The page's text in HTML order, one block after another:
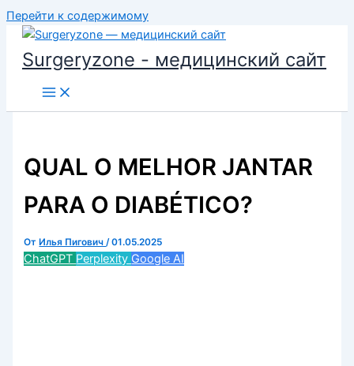
Перейти к содержимому
Surgeryzone - медицинский сайт
QUAL O MELHOR JANTAR
PARA O DIABÉTICO?
От Илья Пигович/01.05.2025
ChatGPT Perplexity Google AI